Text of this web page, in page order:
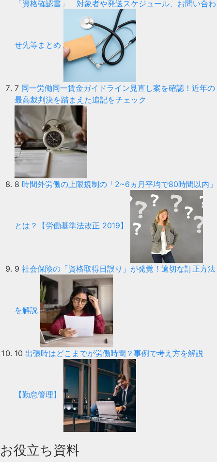
「資格確認書」 対象者や発送スケジュール、お問い合わ
せ先等まとめ
7 同一労働同一賃金ガイドライン見直し案を確認！近年の
最高裁判決を踏まえた追記をチェック
8 時間外労働の上限規制の「2~6ヵ月平均で80時間以内」
とは？【労働基準法改正 2019】
9 社会保険の「資格取得日誤り」が発覚！適切な訂正方法
を解説
10 出張時はどこまでが労働時間？事例で考え方を解説
【勤怠管理】
お役立ち資料